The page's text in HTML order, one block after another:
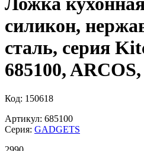
силикон,
сталь, серия
685100,
Код: 150618
Артикул: 685100
Серия: GADGETS